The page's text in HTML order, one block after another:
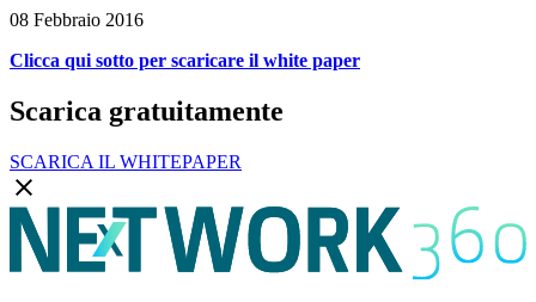
08 Febbraio 2016
Clicca qui sotto per scaricare il white paper
Scarica gratuitamente
SCARICA IL WHITEPAPER